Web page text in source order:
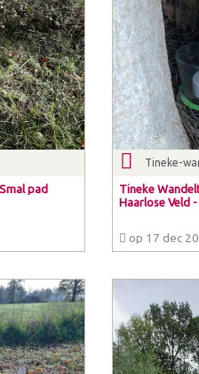
pad
Tineke-
Tineke
Haarlose Veld -
op 17 dec